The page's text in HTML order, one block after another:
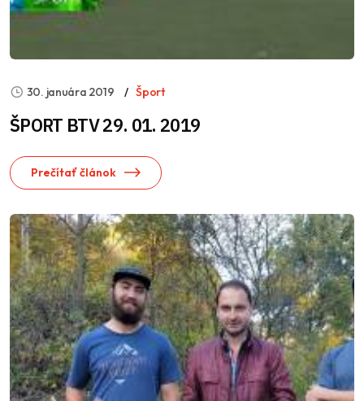
30. januára 2019 Šport
ŠPORT BTV 29. 01. 2019
Prečítať článok